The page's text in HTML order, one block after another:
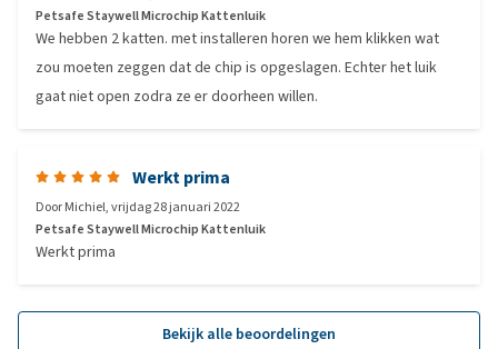
Petsafe Staywell Microchip Kattenluik
We hebben 2 katten. met installeren horen we hem klikken wat
zou moeten zeggen dat de chip is opgeslagen. Echter het luik
gaat niet open zodra ze er doorheen willen.
Werkt prima
DoorMichiel,vrijdag 28 januari 2022
Petsafe Staywell Microchip Kattenluik
Werkt prima
Bekijk alle beoordelingen